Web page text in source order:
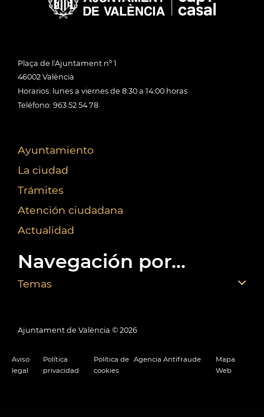
Plaça de l'Ajuntament nº 1
46002 València
Horarios: lunes a viernes de 8:30 a 14:00 horas
Teléfono: 963 52 54 78
Ayuntamiento
La ciudad
Trámites
Atención ciudadana
Actualidad
Navegación por...
Temas
Ajuntament de València © 2026
Aviso
legal
Política
privacidad
Política de
cookies
Agencia Antifraude
Mapa
Web